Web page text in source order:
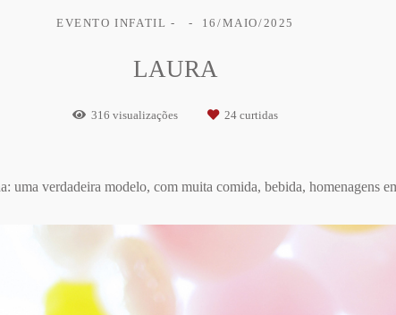
EVENTO INFATIL 16/MAIO/2025
LAURA
316 visualizações 24 curtidas
uma verdadeira modelo, com muita comida, bebida, homenagens